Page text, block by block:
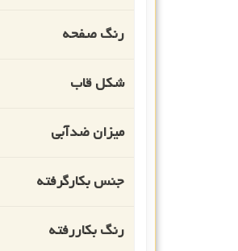
رنگ صفحه
شکل قاب
میزان ضدآبی
جنس بکارگرفته
رنگ بکاررفته